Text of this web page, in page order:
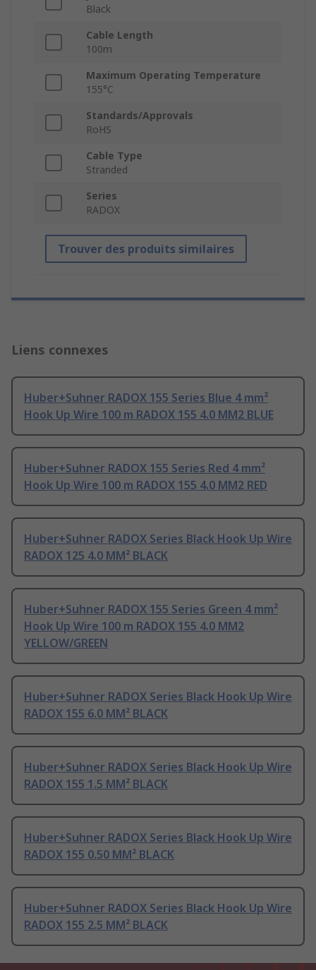
Black
Cable Length
100m
Maximum Operating Temperature
155°C
Standards/Approvals
RoHS
Cable Type
Stranded
Series
RADOX
Trouver des produits similaires
Liens connexes
Huber+Suhner RADOX 155 Series Blue 4 mm²
Hook Up Wire 100 m RADOX 155 4.0 MM2 BLUE
Huber+Suhner RADOX 155 Series Red 4 mm²
Hook Up Wire 100 m RADOX 155 4.0 MM2 RED
Huber+Suhner RADOX Series Black Hook Up Wire
RADOX 125 4.0 MM² BLACK
Huber+Suhner RADOX 155 Series Green 4 mm²
Hook Up Wire 100 m RADOX 155 4.0 MM2
YELLOW/GREEN
Huber+Suhner RADOX Series Black Hook Up Wire
RADOX 155 6.0 MM² BLACK
Huber+Suhner RADOX Series Black Hook Up Wire
RADOX 155 1.5 MM² BLACK
Huber+Suhner RADOX Series Black Hook Up Wire
RADOX 155 0.50 MM² BLACK
Huber+Suhner RADOX Series Black Hook Up Wire
RADOX 155 2.5 MM² BLACK